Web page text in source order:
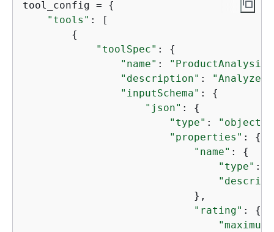
tool_config = {
"tools" : [
{
"toolSpec" : {
"name" : "ProductAnalysis"
"description" :
"Analyze
"inputSchema" : {
"json" : {
"type" : "object"
"properties" : {
"name" : {
"type" :
                            },
"rating" : {
"maximum"